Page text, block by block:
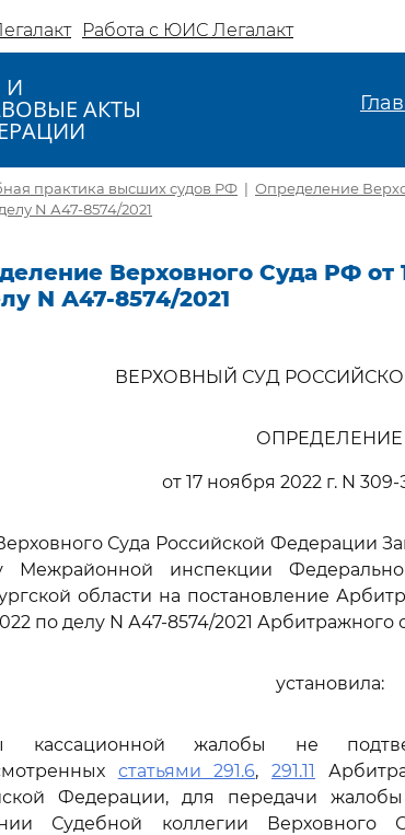
Работа с ЮИС Легалакт
И
АКТЫ
практика высших судов РФ | Определение
N А47-8574/2021
Верховного Суда РФ от
N А47-8574/2021
ВЕРХОВНЫЙ СУД
ОПРЕДЕЛЕНИЕ
от 17 ноября 2022 г. N
Суда Российской Федерации
Межрайонной инспекции
области на постановление
по делу N А47-8574/2021 Арбитражного
установила:
кассационной жалобы не
статьями 291.6,291.11
Федерации, для передачи
Судебной коллегии